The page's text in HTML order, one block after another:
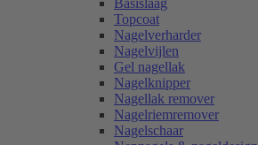
Basislaag
Topcoat
Nagelverharder
Nagelvijlen
Gel nagellak
Nagelknipper
Nagellak remover
Nagelriemremover
Nagelschaar